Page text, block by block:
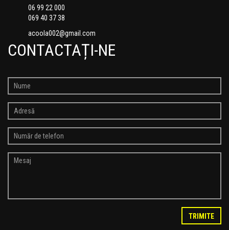
06 99 22 000
069 40 37 38
acoola002@gmail.com
CONTACTAȚI-NE
TRIMITE